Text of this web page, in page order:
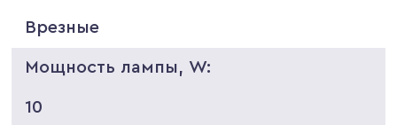
Врезные
Мощность лампы, W:
10